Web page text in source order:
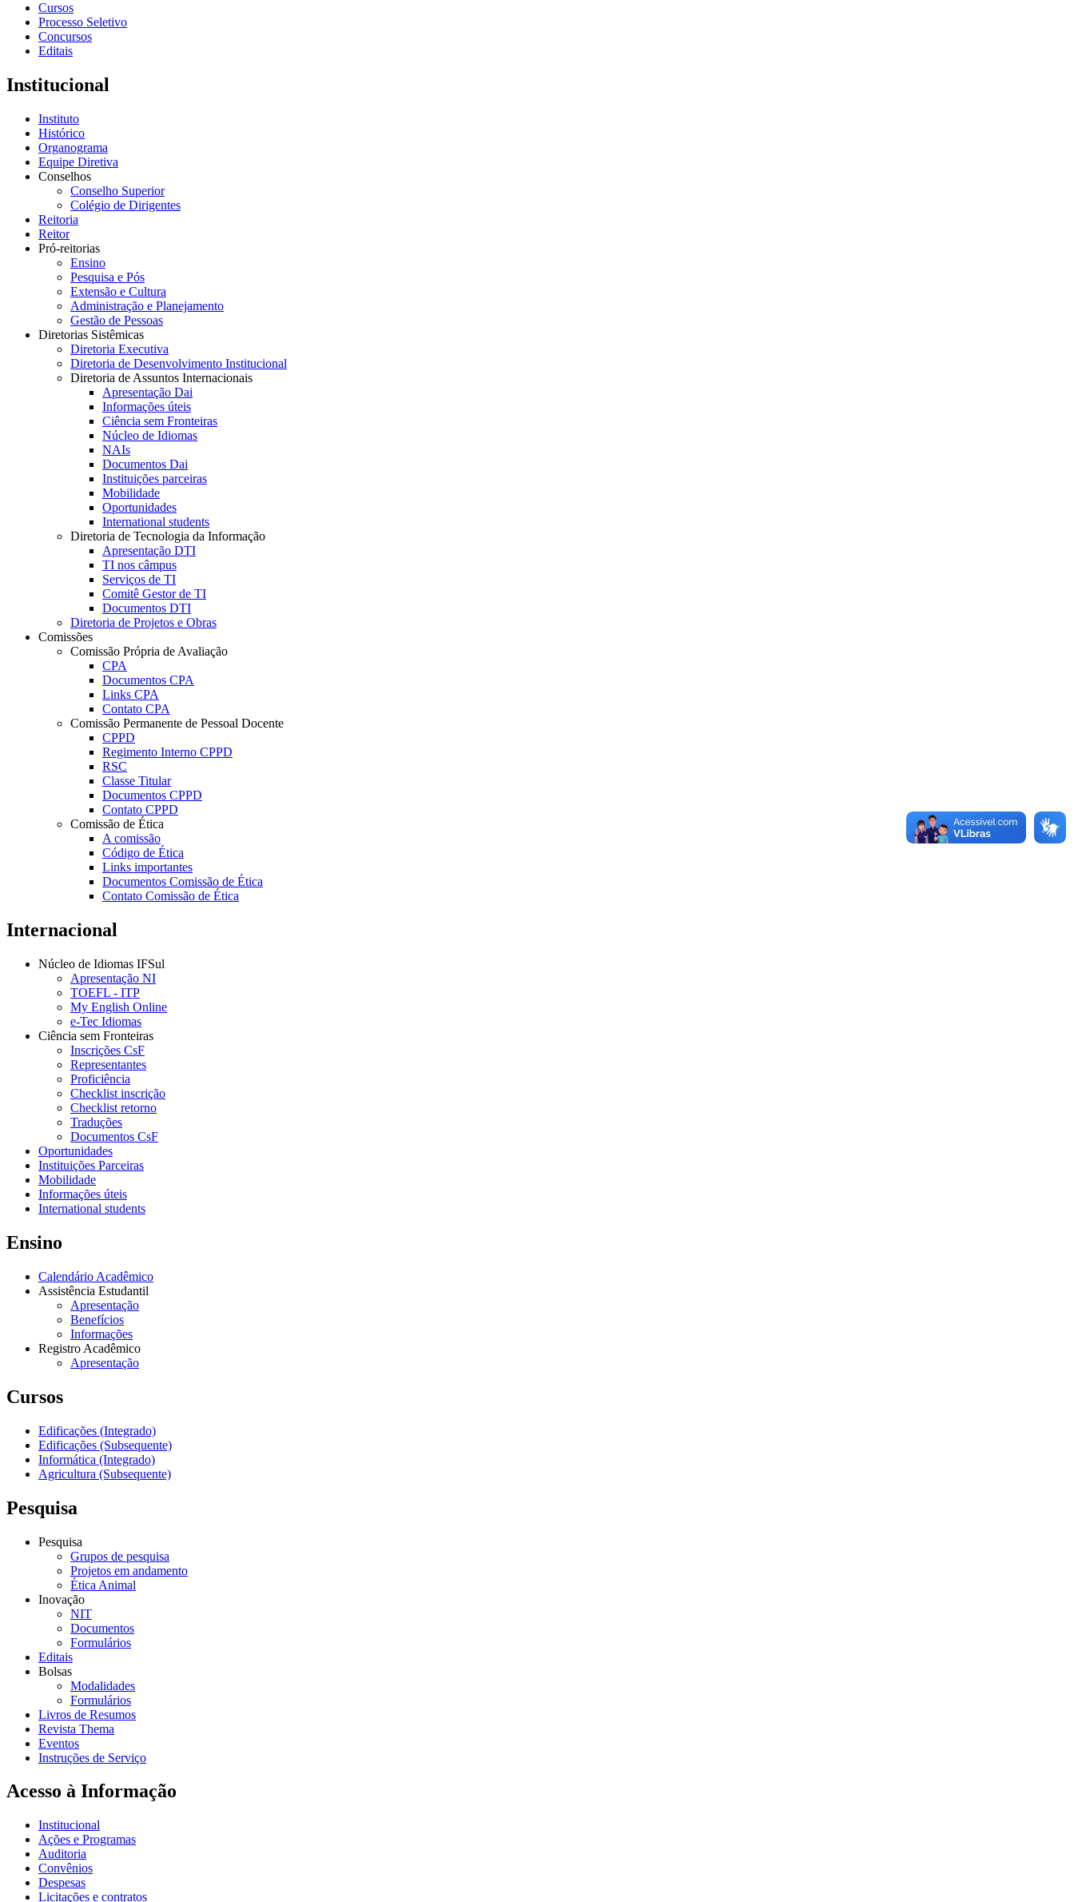
Cursos
Processo Seletivo
Concursos
Editais
Institucional
Instituto
Histórico
Organograma
Equipe Diretiva
Conselhos
Conselho Superior
Colégio de Dirigentes
Reitoria
Reitor
Pró-reitorias
Ensino
Pesquisa e Pós
Extensão e Cultura
Administração e Planejamento
Gestão de Pessoas
Diretorias Sistêmicas
Diretoria Executiva
Diretoria de Desenvolvimento Institucional
Diretoria de Assuntos Internacionais
Apresentação Dai
Informações úteis
Ciência sem Fronteiras
Núcleo de Idiomas
NAIs
Documentos Dai
Instituições parceiras
Mobilidade
Oportunidades
International students
Diretoria de Tecnologia da Informação
Apresentação DTI
TI nos câmpus
Serviços de TI
Comitê Gestor de TI
Documentos DTI
Diretoria de Projetos e Obras
Comissões
Comissão Própria de Avaliação
CPA
Documentos CPA
Links CPA
Contato CPA
Comissão Permanente de Pessoal Docente
CPPD
Regimento Interno CPPD
RSC
Classe Titular
Documentos CPPD
Contato CPPD
Comissão de Ética
A comissão
Código de Ética
Links importantes
Documentos Comissão de Ética
Contato Comissão de Ética
Internacional
Núcleo de Idiomas IFSul
Apresentação NI
TOEFL - ITP
My English Online
e-Tec Idiomas
Ciência sem Fronteiras
Inscrições CsF
Representantes
Proficiência
Checklist inscrição
Checklist retorno
Traduções
Documentos CsF
Oportunidades
Instituições Parceiras
Mobilidade
Informações úteis
International students
Ensino
Calendário Acadêmico
Assistência Estudantil
Apresentação
Benefícios
Informações
Registro Acadêmico
Apresentação
Cursos
Edificações (Integrado)
Edificações (Subsequente)
Informática (Integrado)
Agricultura (Subsequente)
Pesquisa
Pesquisa
Grupos de pesquisa
Projetos em andamento
Ética Animal
Inovação
NIT
Documentos
Formulários
Editais
Bolsas
Modalidades
Formulários
Livros de Resumos
Revista Thema
Eventos
Instruções de Serviço
Acesso à Informação
Institucional
Ações e Programas
Auditoria
Convênios
Despesas
Licitações e contratos